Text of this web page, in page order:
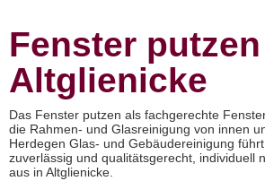
Fenster putzen
Altglienicke
Das Fenster putzen als fachgerechte
die Rahmen- und Glasreinigung von innen
Herdegen Glas- und Gebäudereinigung
zuverlässig und qualitätsgerecht, individuell
aus in Altglienicke.